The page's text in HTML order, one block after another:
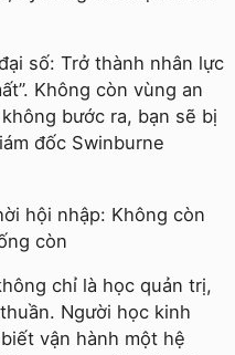
số: Trở thành nhân lực
Không còn vùng an
bước ra, bạn sẽ bị
đốc Swinburne
hội nhập: Không còn
còn
chỉ là học quản trị,
Người học kinh
vận hành một hệ